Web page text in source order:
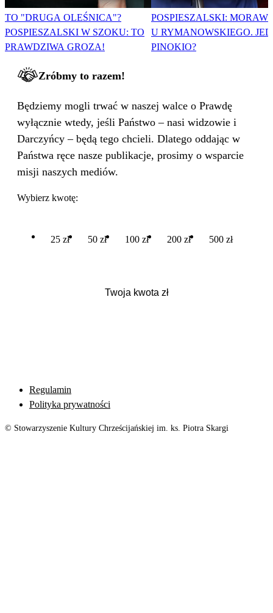
TO "DRUGA OLEŚNICA"?
POSPIESZALSKI W SZOKU: TO
PRAWDZIWA GROZA!
POSPIESZALSKI:
U RYMANOWSKIEGO.
PINOKIO?
Zróbmy to razem!
Będziemy mogli trwać w naszej walce o Prawdę
wyłącznie wtedy, jeśli Państwo – nasi widzowie i
Darczyńcy – będą tego chcieli. Dlatego oddając w
Państwa ręce nasze publikacje, prosimy o wsparcie
misji naszych mediów.
Wybierz kwotę:
25 zł 50 zł 100 zł 200 zł 500 zł
Regulamin
Polityka prywatności
© Stowarzyszenie Kultury Chrześcijańskiej im. ks. Piotra Skargi